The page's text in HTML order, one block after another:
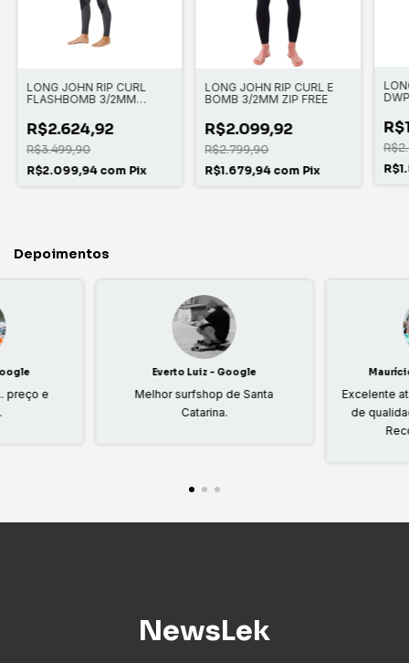
LONG JOHN RIP CURL
FLASHBOMB 3/2MM
R$2.624,92
R$3.499,90
R$2.099,94 com Pix
LONG JOHN RIP CURL E
BOMB 3/2MM ZIP FREE
R$2.099,92
R$2.799,90
R$1.679,94 com Pix
Depoimentos
preço e
Everto Luiz - Google
Melhor surfshop de Santa
Catarina.
Excelente
de
NewsLek